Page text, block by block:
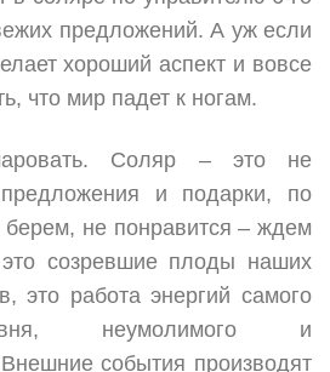
предложений. А уж если
хороший аспект и вовсе
что мир падет к ногам.
Соляр – это не
и подарки, по
берем, не понравится – ждем
созревшие плоды наших
это работа энергий самого
неумолимого и
Внешние события производят